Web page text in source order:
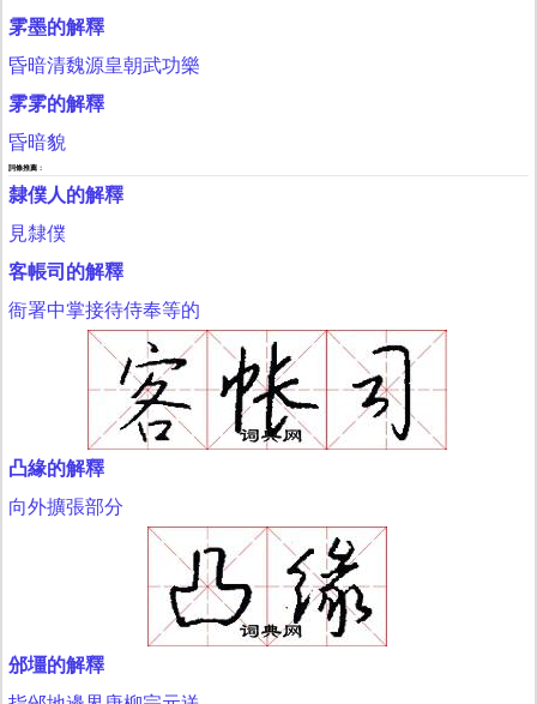
雺墨的解釋
昏暗清魏源皇朝武功樂
雺雺的解釋
昏暗貌
詞條推薦：
隸僕人的解釋
見隸僕
客帳司的解釋
衙署中掌接待侍奉等的
凸緣的解釋
向外擴張部分
邠壃的解釋